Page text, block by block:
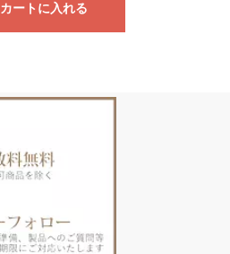
カートに入れる